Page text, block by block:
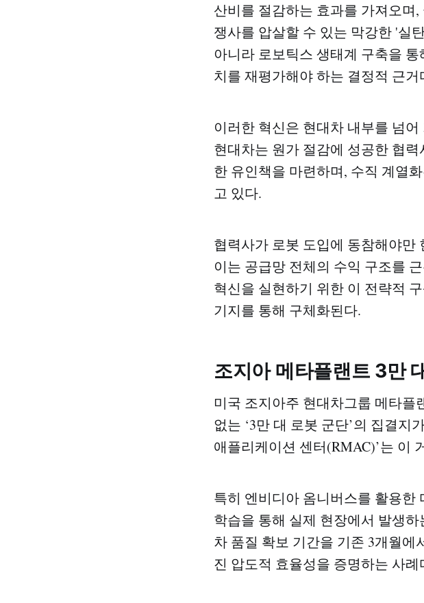
산비를 절감하는 효과를 가져오며
쟁사를 압살할 수 있는 막강한 '실
아니라 로보틱스 생태계 구축을
치를 재평가해야 하는 결정적 근거
이러한 혁신은 현대차 내부를 넘
현대차는 원가 절감에 성공한 협
한 유인책을 마련하며, 수직 계열
고 있다.
협력사가 로봇 도입에 동참해야만
이는 공급망 전체의 수익 구조를
혁신을 실현하기 위한 이 전략적
기지를 통해 구체화된다.
조지아 메타플랜트 3만
미국 조지아주 현대차그룹 메타
없는 ‘3만 대 로봇 군단’의 집결지
애플리케이션 센터(RMAC)’는 이
특히 엔비디아 옴니버스를 활용한
학습을 통해 실제 현장에서 발생
차 품질 확보 기간을 기존 3개월에
진 압도적 효율성을 증명하는 사례